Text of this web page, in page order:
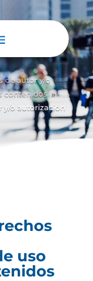
de autor y/o
contenidos 9
y/o autorización
uso